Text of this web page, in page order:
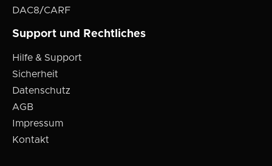
DAC8/CARF
Support und Rechtliches
Hilfe & Support
Sicherheit
Datenschutz
AGB
Impressum
Kontakt